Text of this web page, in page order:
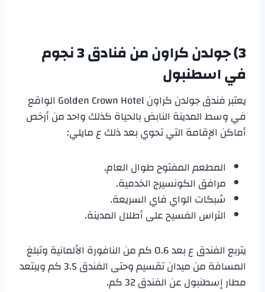
3) جولدن كراون من
فنادق 3 نجوم
في اسطنبول
يعتبر فندق جولدن كراون Golden Crown Hotel الواقع
في وسط المدينة النابض بالحياة كذلك واحد من أرخص
أماكن الإقامة التي تحوي بعد ذلك ع مايلي:
المطعم المفتوح طوال العام.
مرافق الكونسيرج الخدمية.
شبكات الواي فاي السريعة.
التراس الفسيح على أطلال المدينة.
يتربع الفندق ع بعد 0.6 كم من النافورة الألمانية وتبلغ
المسافة من ميدان تقسيم وحتى الفندق 3.5 كم ويبتعد
مطار إسطنبول عن الفندق 32 كم.